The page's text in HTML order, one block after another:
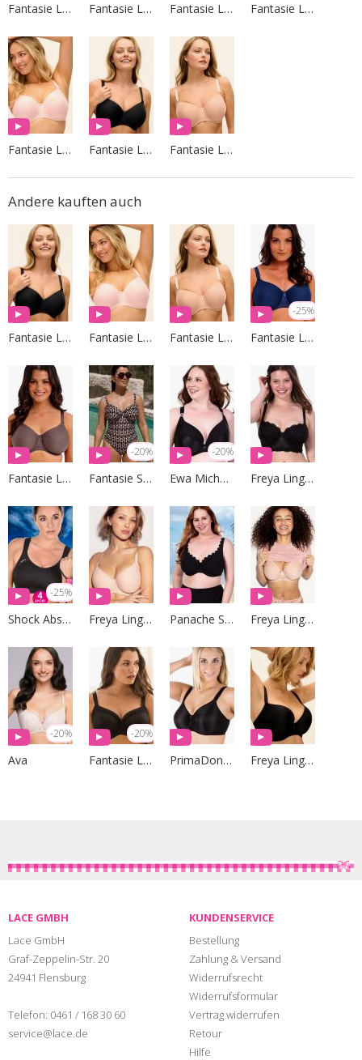
Fantasie Lingerie Fantasie Lingerie Fantasie Lingerie Fantasie Lingerie
Fantasie Lingerie Fantasie Lingerie Fantasie Lingerie
Andere kauften auch
Fantasie Lingerie Fantasie Lingerie Fantasie Lingerie
-25%
Fantasie Lingerie
Fantasie Lingerie
-20%
Fantasie Swim
-20%
Ewa Michalak Freya Lingerie
-25%
Shock Absorber Freya Lingerie Panache Swim Freya Lingerie
-20%
Ava
-20%
Fantasie Lingerie PrimaDonna Lingerie Freya Lingerie
LACE GMBH
Lace GmbH
Graf-Zeppelin-Str. 20
24941 Flensburg
Telefon: 0461 / 168 30 60
service@lace.de
KUNDENSERVICE
Bestellung
Zahlung & Versand
Widerrufsrecht
Widerrufsformular
Vertrag widerrufen
Retour
Hilfe